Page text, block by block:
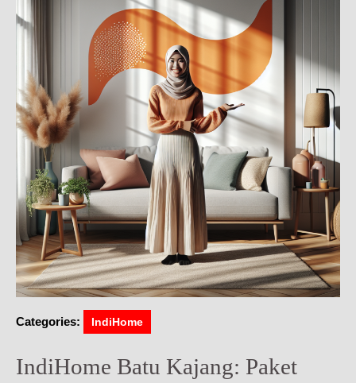
Categories: IndiHome
IndiHome Batu Kajang: Paket